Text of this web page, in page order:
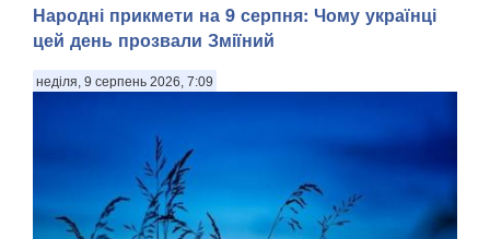
Народні прикмети на 9 серпня: Чому українці
цей день прозвали Зміїний
неділя, 9 серпень 2026, 7:09